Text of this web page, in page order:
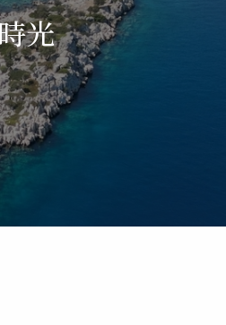
多島
墨西哥
光